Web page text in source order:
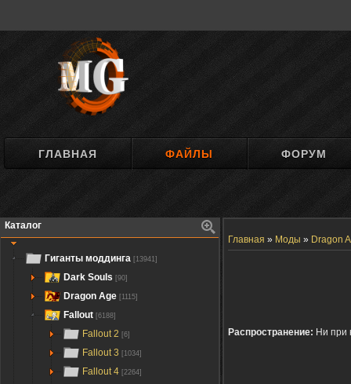
ГЛАВНАЯ ФАЙЛЫ ФОРУМ
Каталог
Гиганты моддинга [13941]
Dark Souls [90]
Dragon Age [1115]
Fallout [6188]
Fallout 2 [6]
Fallout 3 [1034]
Fallout 4 [2264]
Главная » Моды » Dragon
Распространение: Ни при